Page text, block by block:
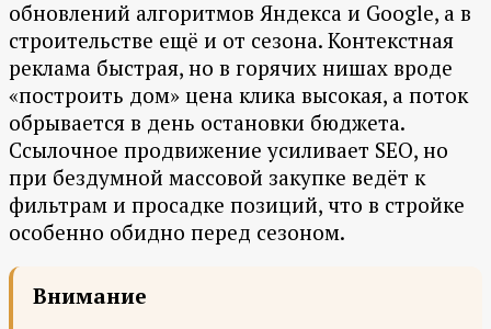
обновлений алгоритмов Яндекса и Google, а в
строительстве ещё и от сезона. Контекстная
реклама быстрая, но в горячих нишах вроде
«построить дом» цена клика высокая, а поток
обрывается в день остановки бюджета.
Ссылочное продвижение усиливает SEO, но
при бездумной массовой закупке ведёт к
фильтрам и просадке позиций, что в стройке
особенно обидно перед сезоном.
Внимание